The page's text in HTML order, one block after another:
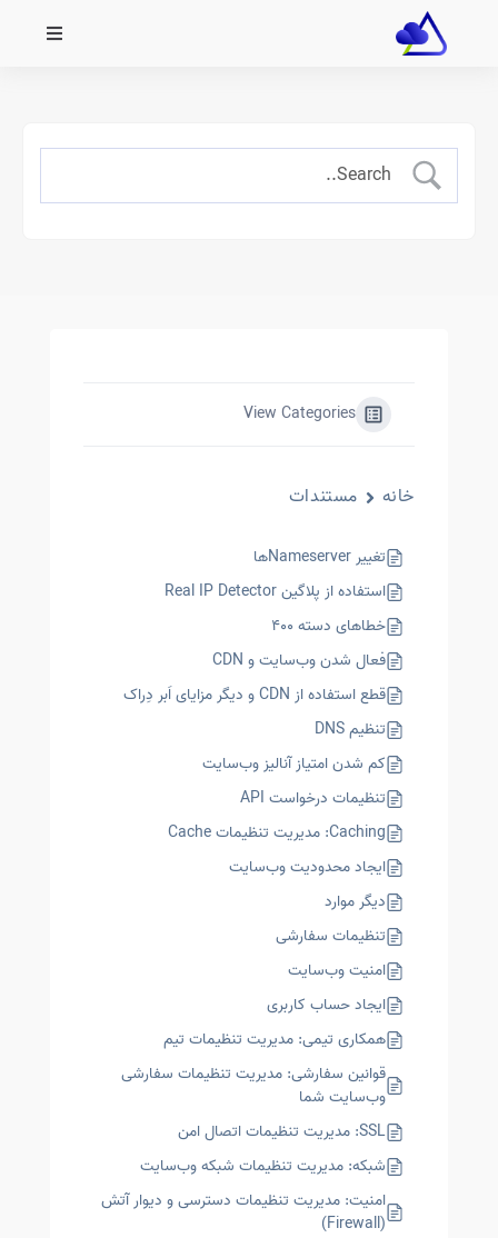
View Categories
خانه مستندات
تغییر Nameserverها
استفاده از پلاگین Real IP Detector
خطاهای دسته ۴۰۰
فعال شدن وب‌سایت و CDN
قطع استفاده از CDN و دیگر مزایای اَبر دِراک
تنظیم DNS
کم شدن امتیاز آنالیز وب‌سایت
تنظیمات درخواست API
Caching: مدیریت تنظیمات Cache
ایجاد محدودیت وب‌سایت
دیگر موارد
تنظیمات سفارشی
امنیت وب‌سایت
ایجاد حساب کاربری
همکاری تیمی: مدیریت تنظیمات تیم
قوانین سفارشی: مدیریت تنظیمات سفارشی
وب‌سایت شما
SSL: مدیریت تنظیمات اتصال امن
شبکه: مدیریت تنظیمات شبکه وب‌سایت
امنیت: مدیریت تنظیمات دسترسی و دیوار آتش
(Firewall)